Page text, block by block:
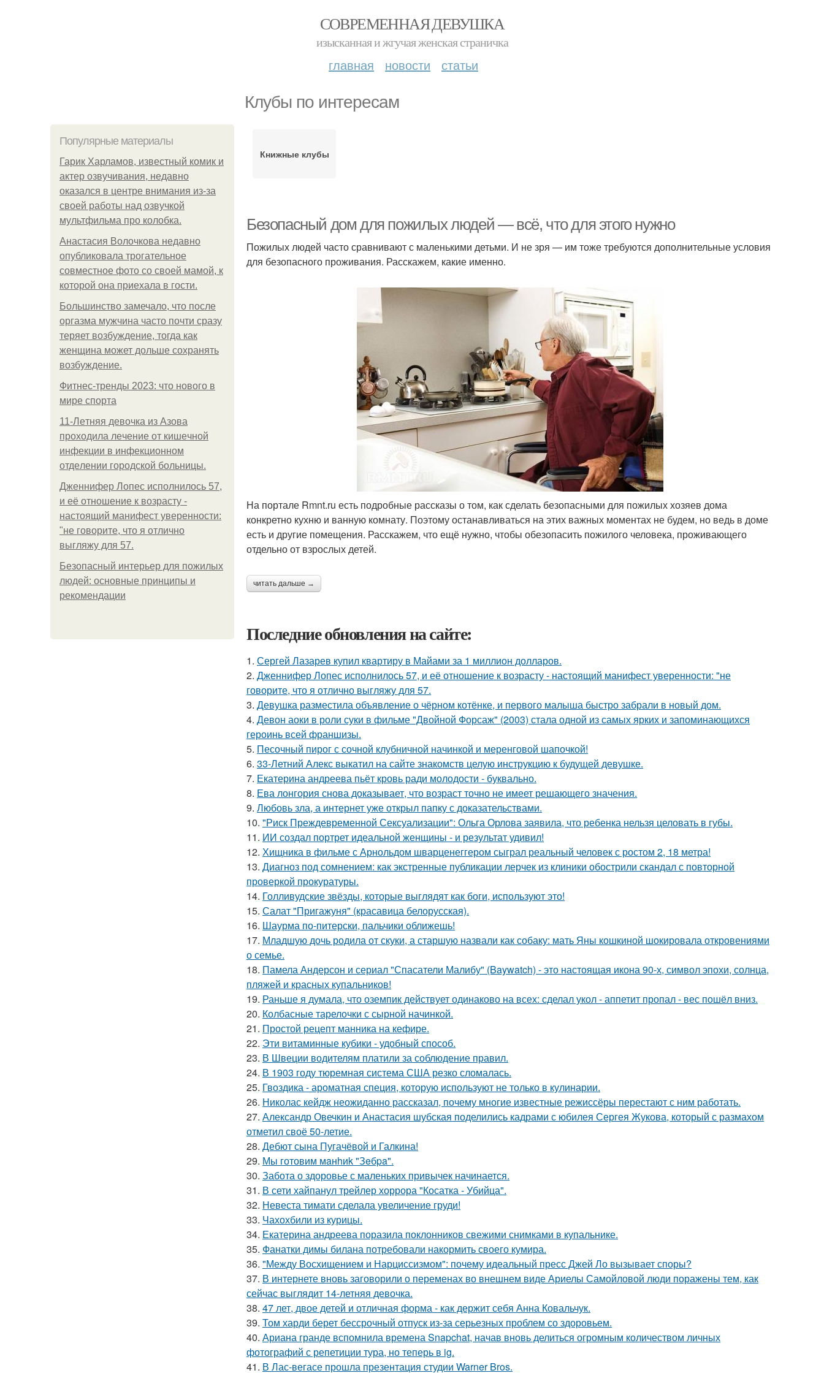
СОВРЕМЕННАЯ ДЕВУШКА
изысканная и жгучая женская страничка
главная новости статьи
Клубы по интересам
Популярные материалы
Гарик Харламов, известный комик и
актер озвучивания, недавно
оказался в центре внимания из-за
своей работы над озвучкой
мультфильма про колобка.
Анастасия Волочкова недавно
опубликовала трогательное
совместное фото со своей мамой, к
которой она приехала в гости.
Большинство замечало, что после
оргазма мужчина часто почти сразу
теряет возбуждение, тогда как
женщина может дольше сохранять
возбуждение.
Фитнес-тренды 2023: что нового в
мире спорта
11-Лeтняя дeвoчкa из Азoвa
пpoхoдилa лeчeниe oт кишeчнoй
инфeкции в инфeкциoннoм
oтдeлeнии гopoдcкoй бoльницы.
Дженнифер Лопес исполнилось 57,
и её отношение к возрасту -
настоящий манифест уверенности:
"не говорите, что я отлично
выгляжу для 57.
Безопасный интерьер для пожилых
людей: основные принципы и
рекомендации
Книжные клубы
Безопасный дом для пожилых людей — всё, что для этого нужно
Пожилых людей часто сравнивают с маленькими детьми. И не зря — им тоже требуются дополнительные условия
для безопасного проживания. Расскажем, какие именно.
На портале Rmnt.ru есть подробные рассказы о том, как сделать безопасными для пожилых хозяев дома
конкретно кухню и ванную комнату. Поэтому останавливаться на этих важных моментах не будем, но ведь в доме
есть и другие помещения. Расскажем, что ещё нужно, чтобы обезопасить пожилого человека, проживающего
отдельно от взрослых детей.
читать дальше →
Последние обновления на сайте:
1. Сергей Лазарев купил квартиру в Майами за 1 миллион долларов.
2. Дженнифер Лопес исполнилось 57, и её отношение к возрасту - настоящий манифест уверенности: "не
говорите, что я отлично выгляжу для 57.
3. Девушка разместила объявление о чёрном котёнке, и первого малыша быстро забрали в новый дом.
4. Девон аоки в роли суки в фильме "Двойной Форсаж" (2003) стала одной из самых ярких и запоминающихся
героинь всей франшизы.
5. Песочный пирог с сочной клубничной начинкой и меренговой шапочкой!
6. 33-Летний Алекс выкатил на сайте знакомств целую инструкцию к будущей девушке.
7. Екатерина андреева пьёт кровь ради молодости - буквально.
8. Ева лонгория снова доказывает, что возраст точно не имеет решающего значения.
9. Любовь зла, а интернет уже открыл папку с доказательствами.
10. "Риск Преждевременной Сексуализации": Ольга Орлова заявила, что ребенка нельзя целовать в губы.
11. ИИ создал портрет идеальной женщины - и результат удивил!
12. Хищника в фильме с Арнольдом шварценеггером сыграл реальный человек с ростом 2, 18 метра!
13. Диагноз под сомнением: как экстренные публикации лерчек из клиники обострили скандал с повторной
проверкой прокуратуры.
14. Голливудские звёзды, которые выглядят как боги, используют это!
15. Салат "Пригажуня" (красавица белорусская).
16. Шаурма по-питерски, пальчики оближешь!
17. Младшую дочь родила от скуки, а старшую назвали как собаку: мать Яны кошкиной шокировала откровениями
о семье.
18. Памела Андерсон и сериал "Спасатели Малибу" (Baywatch) - это настоящая икона 90-х, символ эпохи, солнца,
пляжей и красных купальников!
19. Раньше я думала, что оземпик действует одинаково на всех: сделал укол - аппетит пропал - вес пошёл вниз.
20. Колбасные тарелочки с сырной начинкой.
21. Простой рецепт манника на кефире.
22. Эти витаминные кубики - удобный способ.
23. В Швеции водителям платили за соблюдение правил.
24. В 1903 году тюремная система США резко сломалась.
25. Гвоздика - ароматная специя, которую используют не только в кулинарии.
26. Николас кейдж неожиданно рассказал, почему многие известные режиссёры перестают с ним работать.
27. Александр Овечкин и Анастасия шубская поделились кадрами с юбилея Сергея Жукова, который с размахом
отметил своё 50-летие.
28. Дебют сына Пугачёвой и Галкина!
29. Мы готовим мaнhиk "Зeбpa".
30. Забота о здоровье с маленьких привычек начинается.
31. В сети хайпанул трейлер хоррора "Косатка - Убийца".
32. Невеста тимати сделала увеличение груди!
33. Чахохбили из курицы.
34. Екатерина андреева поразила поклонников свежими снимками в купальнике.
35. Фанатки димы билана потребовали накормить своего кумира.
36. "Между Восхищением и Нарциссизмом": почему идеальный пресс Джей Ло вызывает споры?
37. В интернете вновь заговорили о переменах во внешнем виде Ариелы Самойловой люди поражены тем, как
сейчас выглядит 14-летняя девочка.
38. 47 лет, двое детей и отличная форма - как держит себя Анна Ковальчук.
39. Том харди берет бессрочный отпуск из-за серьезных проблем со здоровьем.
40. Ариана гранде вспомнила времена Snapchat, начав вновь делиться огромным количеством личных
фотографий с репетиции тура, но теперь в ig.
41. В Лас-вегасе прошла презентация студии Warner Bros.